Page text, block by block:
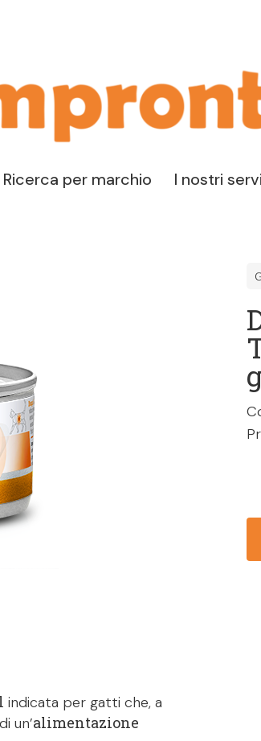
Ricerca per marchio I nostri
indicata per gatti che, a
un’alimentazione